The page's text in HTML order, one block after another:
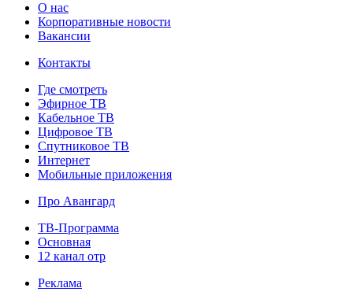
О нас
Корпоративные новости
Вакансии
Контакты
Где смотреть
Эфирное ТВ
Кабельное ТВ
Цифровое ТВ
Спутниковое ТВ
Интернет
Мобильные приложения
Про Авангард
ТВ-Программа
Основная
12 канал отр
Реклама